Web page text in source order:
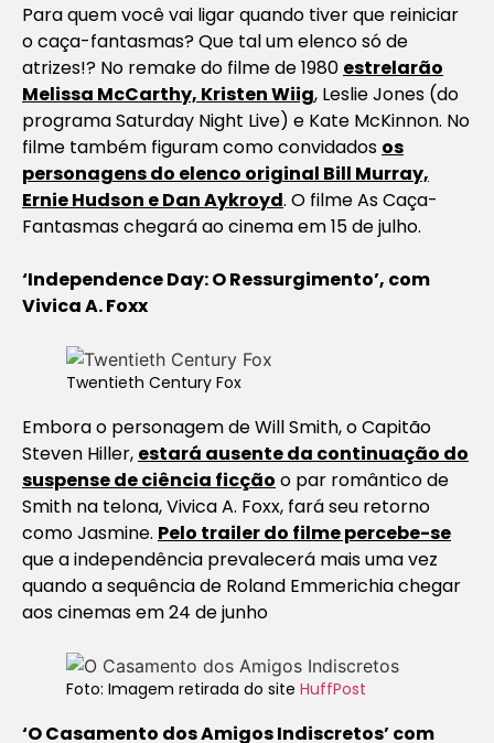
Para quem você vai ligar quando tiver que reiniciar
o caça-fantasmas? Que tal um elenco só de
atrizes!? No remake do filme de 1980 estrelarão
Melissa McCarthy, Kristen Wiig, Leslie Jones (do
programaSaturday Night Live) e Kate McKinnon. No
filme também figuram como convidados os
personagens do elenco original Bill Murray,
Ernie Hudson e Dan Aykroyd. O filmeAs Caça-
Fantasmaschegará ao cinema em 15 de julho.
‘Independence Day: O Ressurgimento’, com
Vivica A. Foxx
Twentieth Century Fox
Embora o personagem de Will Smith, o Capitão
Steven Hiller, estará ausente da continuação do
suspense de ciência ficção o par romântico de
Smith na telona, Vivica A. Foxx, fará seu retorno
como Jasmine. Pelo trailer do filme percebe-se
que a independência prevalecerá mais uma vez
quando a sequência de Roland Emmerichia chegar
aos cinemas em 24 de junho
Foto: Imagem retirada do site HuffPost
‘O Casamento dos Amigos Indiscretos’ com